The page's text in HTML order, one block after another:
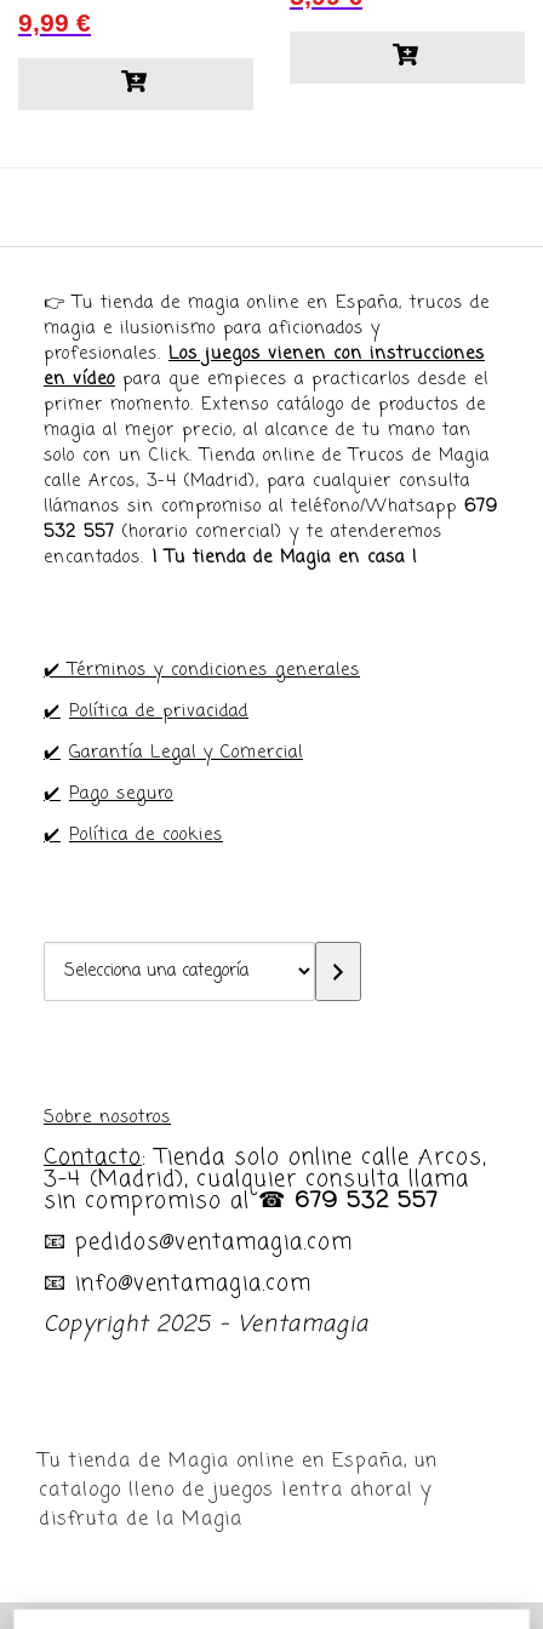
9,99 €
👉 Tu tienda de magia online en España, trucos de
magia e ilusionismo para aficionados y
profesionales. Los juegos vienen con instrucciones
en vídeo para que empieces a practicarlos desde el
primer momento. Extenso catálogo de productos de
magia al mejor precio, al alcance de tu mano tan
solo con un Click. Tienda online de Trucos de Magia
calle Arcos, 3-4 (Madrid), para cualquier consulta
llámanos sin compromiso al teléfono/Whatsapp 679
532 557 (horario comercial) y te atenderemos
encantados. ¡ Tu tienda de Magia en casa !
✔️ Términos y condiciones generales
✔️ Política de privacidad
✔️ Garantía Legal y Comercial
✔️ Pago seguro
✔️ Política de cookies
Selecciona
una
Sobre nosotros
Contacto: Tienda solo online calle Arcos,
3-4 (Madrid), cualquier consulta llama
sin compromiso al ☎ 679 532 557
📧 pedidos@ventamagia.com
📧 info@ventamagia.com
Copyright 2025 - Ventamagia
Tu tienda de Magia online en España, un
catalogo lleno de juegos ¡entra ahora! y
disfruta de la Magia